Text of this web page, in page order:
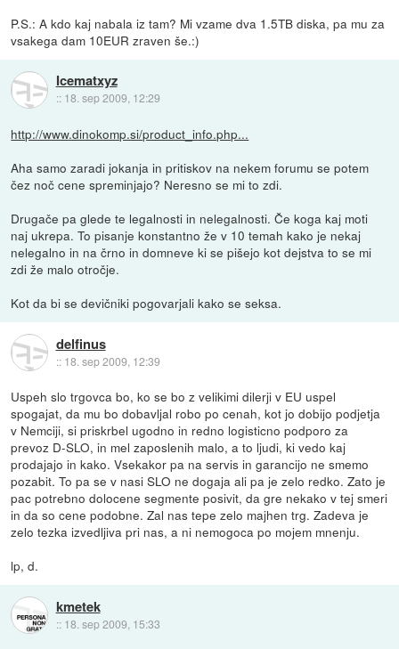
P.S.: A kdo kaj nabala iz tam? Mi vzame dva 1.5TB diska, pa mu za
vsakega dam 10EUR zraven še.:)
Icematxyz
:: 18. sep 2009, 12:29
http://www.dinokomp.si/product_info.php...
Aha samo zaradi jokanja in pritiskov na nekem forumu se potem
čez noč cene spreminjajo? Neresno se mi to zdi.
Drugače pa glede te legalnosti in nelegalnosti. Če koga kaj moti
naj ukrepa. To pisanje konstantno že v 10 temah kako je nekaj
nelegalno in na črno in domneve ki se pišejo kot dejstva to se mi
zdi že malo otročje.
Kot da bi se devičniki pogovarjali kako se seksa.
delfinus
:: 18. sep 2009, 12:39
Uspeh slo trgovca bo, ko se bo z velikimi dilerji v EU uspel
spogajat, da mu bo dobavljal robo po cenah, kot jo dobijo podjetja
v Nemciji, si priskrbel ugodno in redno logisticno podporo za
prevoz D-SLO, in mel zaposlenih malo, a to ljudi, ki vedo kaj
prodajajo in kako. Vsekakor pa na servis in garancijo ne smemo
pozabit. To pa se v nasi SLO ne dogaja ali pa je zelo redko. Zato je
pac potrebno dolocene segmente posivit, da gre nekako v tej smeri
in da so cene podobne. Zal nas tepe zelo majhen trg. Zadeva je
zelo tezka izvedljiva pri nas, a ni nemogoca po mojem mnenju.
lp, d.
kmetek
:: 18. sep 2009, 15:33